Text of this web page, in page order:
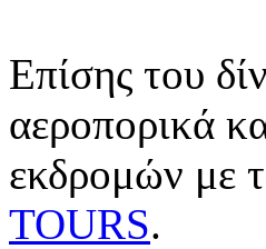
Επίσης του
αεροπορικά
εκδρομών με
TOURS.